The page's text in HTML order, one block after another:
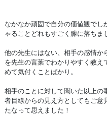
なかなか頑固で自分の価値観で
ゃることどれもすごく腑に落ちま
他の先生にはない、相手の感情か
を先生の言葉でわかりやすく教
めて気付くことばかり。
相手のことに対して聞いた以上
者目線からの見え方としてもご意
たなって思えました！